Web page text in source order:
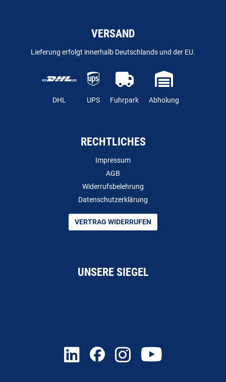
VERSAND
Lieferung erfolgt innerhalb Deutschlands und der EU.
DHL UPS Fuhrpark Abholung
RECHTLICHES
Impressum
AGB
Widerrufsbelehrung
Datenschutzerklärung
VERTRAG WIDERRUFEN
UNSERE SIEGEL